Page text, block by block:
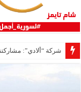
شركة “ألادي”: